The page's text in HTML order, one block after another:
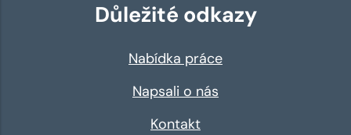
Důležité odkazy
Nabídka práce
Napsali o nás
Kontakt